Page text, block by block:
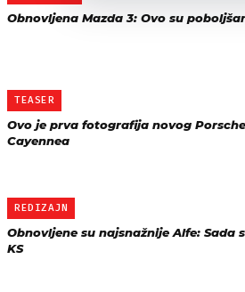
Obnovljena Mazda 3: Ovo su
TEASER
Ovo je prva fotografija novog
Cayennea
REDIZAJN
Obnovljene su najsnažnije Alfe: Sada
KS